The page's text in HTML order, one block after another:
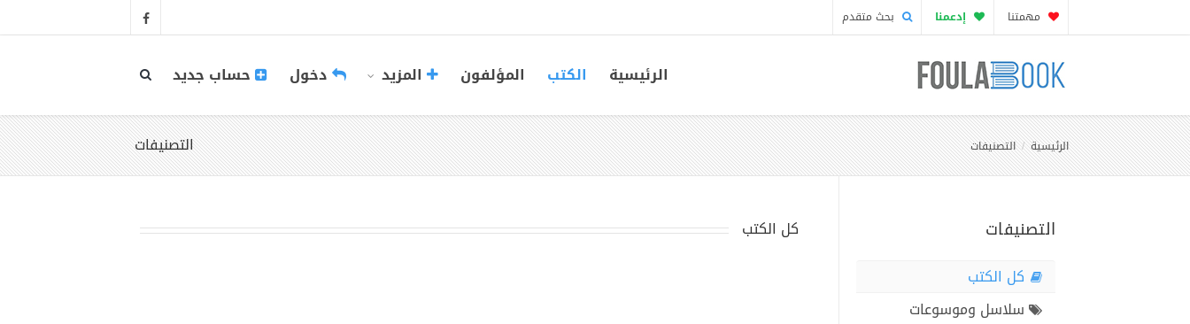
مهمتنا إدعمنا بحث متقدم
الرئيسية الكتب المؤلفون المزيد دخول حساب جديد
التصنيفات الرئيسية التصنيفات
التصنيفات
كل الكتب
سلاسل وموسوعات
كل الكتب